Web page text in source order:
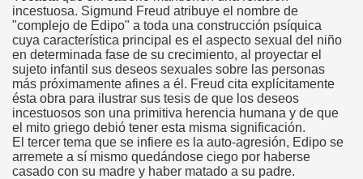
incestuosa. Sigmund Freud atribuye el nombre de
"complejo de Edipo" a toda una construcción psíquica
cuya característica principal es el aspecto sexual del niño
en determinada fase de su crecimiento, al proyectar el
sujeto infantil sus deseos sexuales sobre las personas
más próximamente afines a él. Freud cita explícitamente
ésta obra para ilustrar sus tesis de que los deseos
incestuosos son una primitiva herencia humana y de que
el mito griego debió tener esta misma significación.
El tercer tema que se infiere es la auto-agresión, Edipo se
arremete a sí mismo quedándose ciego por haberse
casado con su madre y haber matado a su padre.